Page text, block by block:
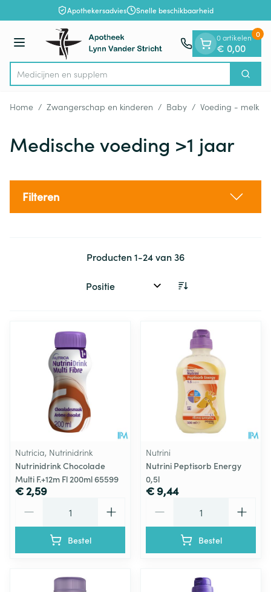
Ga naar de inhoudApothekersadvies Snelle beschikbaarheid
Menu
Product, merk, categorie...
M Zoek
0 artikelen
€ 0,00
0
Home / Zwangerschap en kinderen / Baby / Voeding - melk
Medische voeding >1 jaar
Filteren
Producten1-24van36
Sorteer op:
Nutricia, Nutrinidrink
Nutrinidrink Chocolade
Multi F.+12m Fl 200ml 65599
€ 2,59
Bestel
Nutrini
Nutrini Peptisorb Energy
0,5l
€ 9,44
Bestel